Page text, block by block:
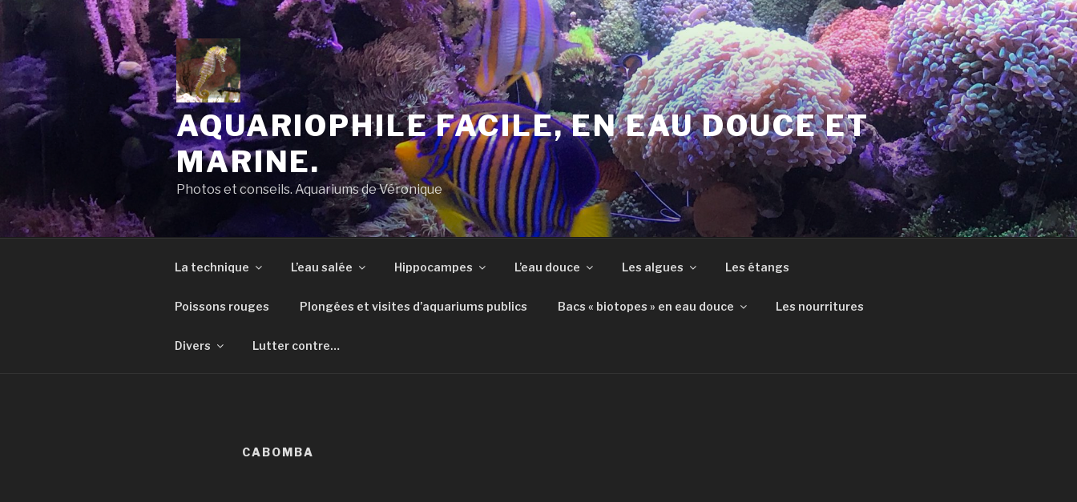
contenu
principal
AQUARIOPHILE FACILE, EN EAU DOUCE ET
MARINE.
Photos et conseils. Aquariums de Véronique
La technique L’eau salée Hippocampes L’eau douce Les algues Les étangs
Poissons rouges Plongées et visites d’aquariums publics Bacs « biotopes » en eau douce Les nourritures
Divers Lutter contre…
CABOMBA